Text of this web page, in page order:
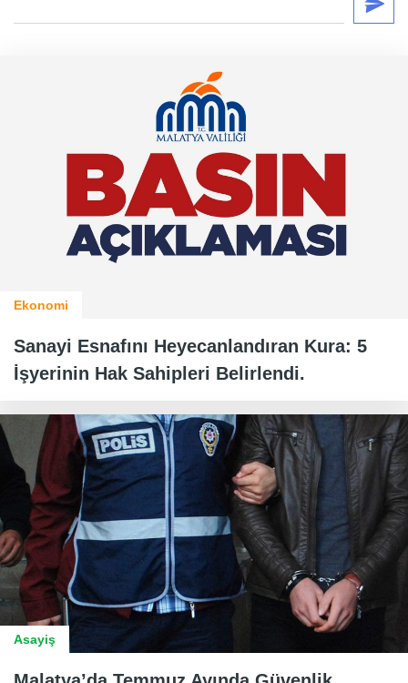
Ekonomi
Sanayi Esnafını Heyecanlandıran Kura: 5
İşyerinin Hak Sahipleri Belirlendi.
Asayiş